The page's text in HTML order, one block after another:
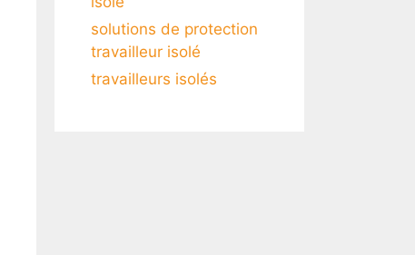
solutions de protection
travailleur isolé
travailleurs isolés